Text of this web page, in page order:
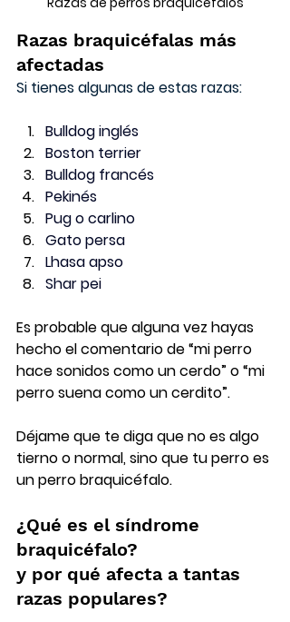
Razas braquicéfalas más
afectadas
Si tienes algunas de estas razas:
Bulldog inglés
Boston terrier
Bulldog francés
Pekinés
Pug o carlino
Gato persa
Lhasa apso
Shar pei
Es probable que alguna vez hayas
hecho el comentario de “mi perro
hace sonidos como un cerdo” o “mi
perro suena como un cerdito”.
Déjame que te diga que no es algo
tierno o normal, sino que tu perro es
un perro braquicéfalo.
¿Qué es el síndrome
braquicéfalo?
y por qué afecta a tantas
razas populares?